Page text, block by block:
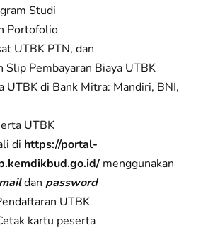
Studi
Portofolio
UTBK PTN, dan
Slip Pembayaran Biaya UTBK
UTBK di Bank Mitra: Mandiri, BNI,
UTBK
di https://portal-
menggunakan
dan password
UTBK
kartu peserta